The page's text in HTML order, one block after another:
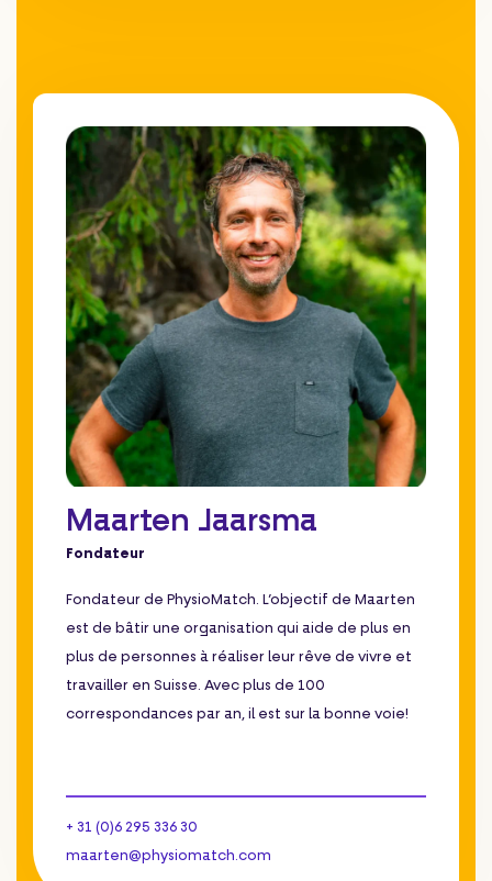
Maarten Jaarsma
Fondateur
Fondateur de PhysioMatch. L’objectif de Maarten
est de bâtir une organisation qui aide de plus en
plus de personnes à réaliser leur rêve de vivre et
travailler en Suisse. Avec plus de 100
correspondances par an, il est sur la bonne voie!
+ 31 (0)6 295 336 30
maarten@physiomatch.com